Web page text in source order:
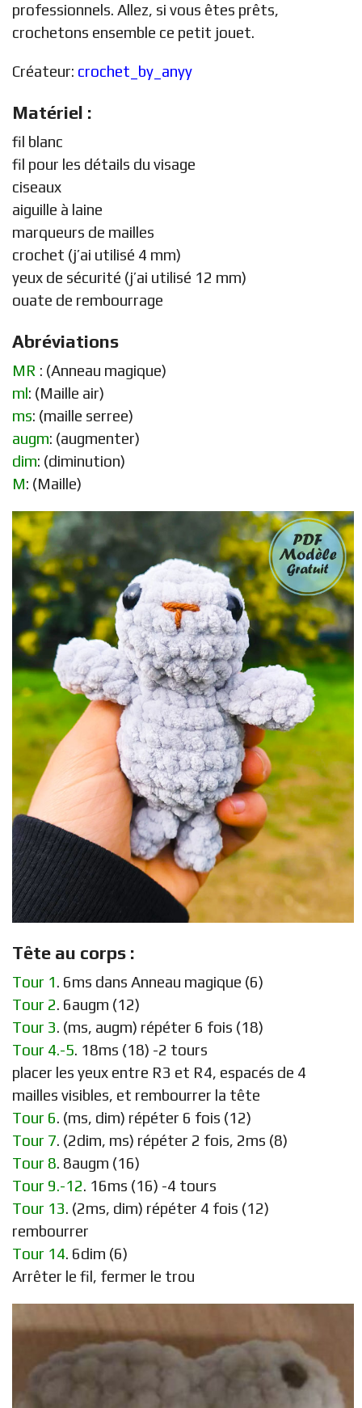
professionnels. Allez, si vous êtes prêts,
crochetons ensemble ce petit jouet.
Créateur: crochet_by_anyy
Matériel :
fil blanc
fil pour les détails du visage
ciseaux
aiguille à laine
marqueurs de mailles
crochet (j’ai utilisé 4 mm)
yeux de sécurité (j’ai utilisé 12 mm)
ouate de rembourrage
Abréviations
MR : (Anneau magique)
ml: (Maille air)
ms: (maille serree)
augm: (augmenter)
dim: (diminution)
M: (Maille)
Tête au corps :
Tour 1. 6ms dans Anneau magique (6)
Tour 2. 6augm (12)
Tour 3. (ms, augm) répéter 6 fois (18)
Tour 4.-5. 18ms (18) -2 tours
placer les yeux entre R3 et R4, espacés de 4
mailles visibles, et rembourrer la tête
Tour 6. (ms, dim) répéter 6 fois (12)
Tour 7. (2dim, ms) répéter 2 fois, 2ms (8)
Tour 8. 8augm (16)
Tour 9.-12. 16ms (16) -4 tours
Tour 13. (2ms, dim) répéter 4 fois (12)
rembourrer
Tour 14. 6dim (6)
Arrêter le fil, fermer le trou